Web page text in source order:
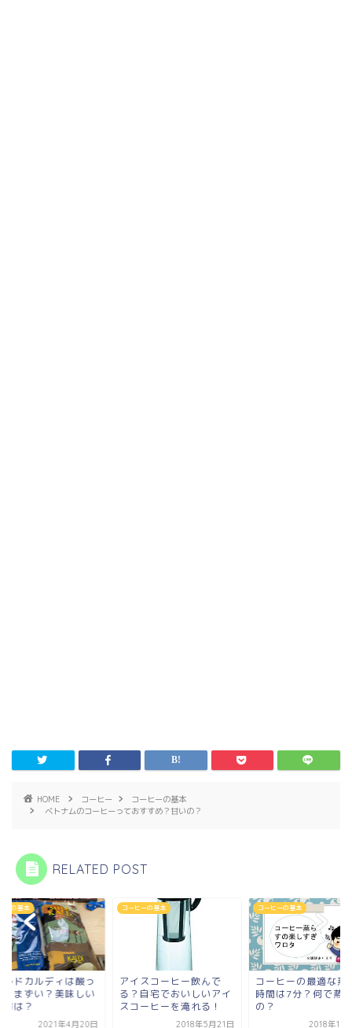
HOME コーヒー
コーヒーの基本
ベトナムのコーヒーっておすすめ？甘いの？
RELATED POST
ーの基本
ルドカルディは酸っ
？まずい？美味しい
は？
2021年4月20日
コーヒーの基本
アイスコーヒー飲んで
る？自宅でおいしいアイ
スコーヒーを淹れる！
2018年5月21日
コーヒーの基本
コーヒーの最適な蒸
時間は7分？何で蒸
の？
2018年10